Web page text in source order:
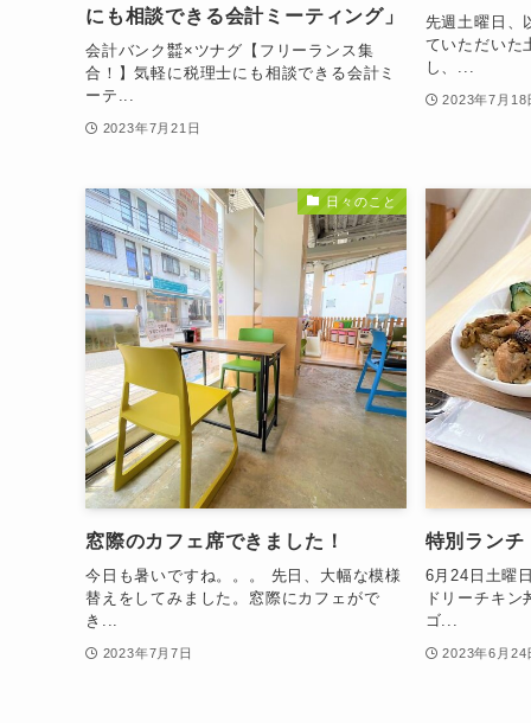
にも相談できる会計ミーティング」
会計バンク㍿×ツナグ【フリーランス集
合！】気軽に税理士にも相談できる会計ミ
ーテ...
2023年7月21日
先週土曜日、
ていただいた
し、...
2023年7月18
日々のこと
窓際のカフェ席できました！
今日も暑いですね。。。 先日、大幅な模様
替えをしてみました。窓際にカフェがで
き...
2023年7月7日
特別ランチ
6月24日土曜
ドリーチキ
ゴ...
2023年6月24